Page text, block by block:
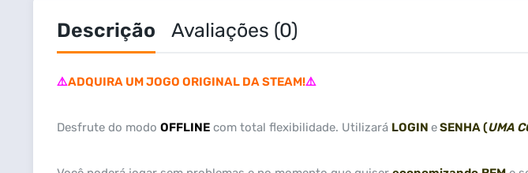
Descrição Avaliações (0)
⚠️ADQUIRA UM JOGO ORIGINAL DA STEAM!⚠️
Desfrute do modo OFFLINE com total flexibilidade. Utilizará LOGIN eSENHA (UMA